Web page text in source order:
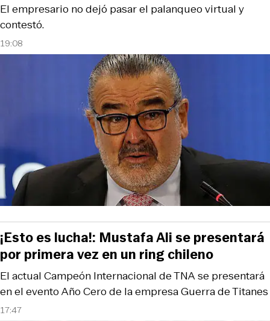
19:08
El empresario no dejó pasar el palanqueo virtual y
contestó.
17:47
El actual Campeón Internacional de TNA se presentará
en el evento Año Cero de la empresa Guerra de Titanes
¡Esto es lucha!: Mustafa Ali se presentará
por primera vez en un ring chileno